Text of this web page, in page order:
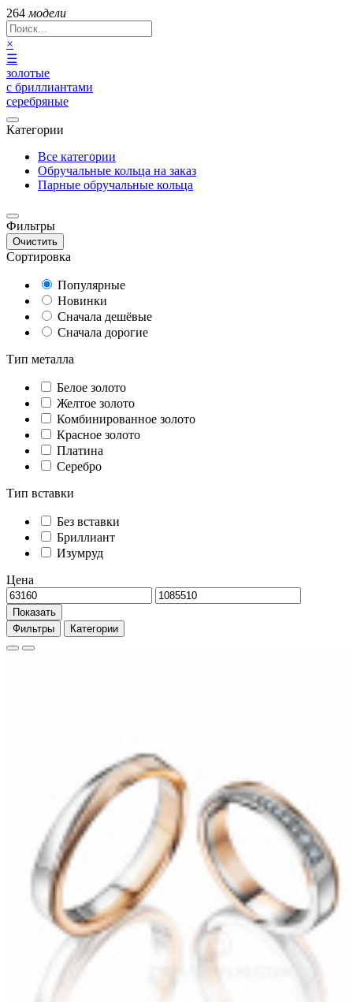
264 модели
×
☰
золотые
с бриллиантами
серебряные
Категории
Все категории
Обручальные кольца на заказ
Парные обручальные кольца
Фильтры
Очистить
Сортировка
Популярные
Новинки
Сначала дешёвые
Сначала дорогие
Тип металла
Белое золото
Желтое золото
Комбинированное золото
Красное золото
Платина
Серебро
Тип вставки
Без вставки
Бриллиант
Изумруд
Цена
Показать
Фильтры
Категории